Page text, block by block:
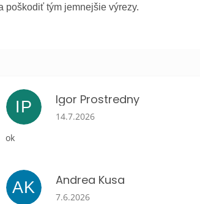
poškodiť tým jemnejšie výrezy.
IP Igor Prostredny
Hodnotenie obchodu je 5 z 5
14.7.2026
ok
AK Andrea Kusa
Hodnotenie obchodu je 5 z 5
7.6.2026